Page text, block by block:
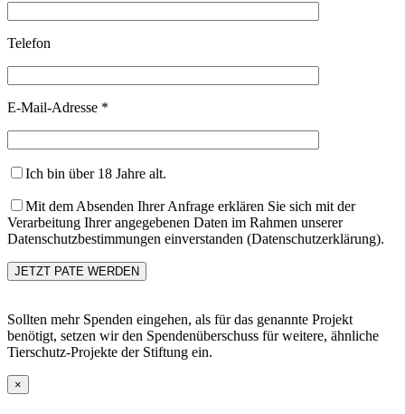
Telefon
E-Mail-Adresse *
Ich bin über 18 Jahre alt.
Mit dem Absenden Ihrer Anfrage erklären Sie sich mit der
Verarbeitung Ihrer angegebenen Daten im Rahmen unserer
Datenschutzbestimmungen einverstanden (Datenschutzerklärung).
Sollten mehr Spenden eingehen, als für das genannte Projekt
benötigt, setzen wir den Spendenüberschuss für weitere, ähnliche
Tierschutz-Projekte der Stiftung ein.
×